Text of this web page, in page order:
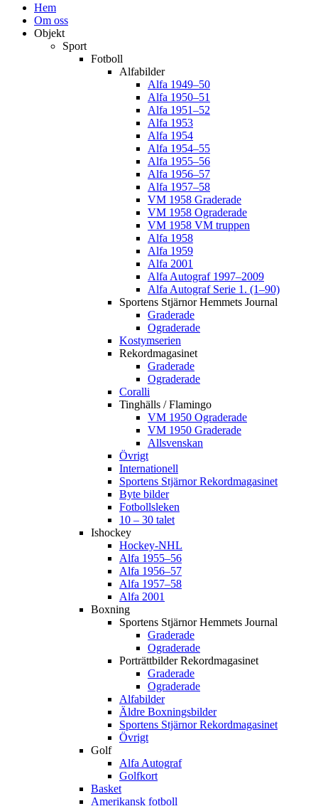
Hem
Om oss
Objekt
Sport
Fotboll
Alfabilder
Alfa 1949–50
Alfa 1950–51
Alfa 1951–52
Alfa 1953
Alfa 1954
Alfa 1954–55
Alfa 1955–56
Alfa 1956–57
Alfa 1957–58
VM 1958 Graderade
VM 1958 Ograderade
VM 1958 VM truppen
Alfa 1958
Alfa 1959
Alfa 2001
Alfa Autograf 1997–2009
Alfa Autograf Serie 1. (1–90)
Sportens Stjärnor Hemmets Journal
Graderade
Ograderade
Kostymserien
Rekordmagasinet
Graderade
Ograderade
Coralli
Tinghälls / Flamingo
VM 1950 Ograderade
VM 1950 Graderade
Allsvenskan
Övrigt
Internationell
Sportens Stjärnor Rekordmagasinet
Byte bilder
Fotbollsleken
10 – 30 talet
Ishockey
Hockey-NHL
Alfa 1955–56
Alfa 1956–57
Alfa 1957–58
Alfa 2001
Boxning
Sportens Stjärnor Hemmets Journal
Graderade
Ograderade
Porträttbilder Rekordmagasinet
Graderade
Ograderade
Alfabilder
Äldre Boxningsbilder
Sportens Stjärnor Rekordmagasinet
Övrigt
Golf
Alfa Autograf
Golfkort
Basket
Amerikansk fotboll